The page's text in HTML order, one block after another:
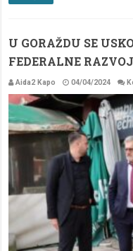
U GORAŽDU SE
FEDERALNE
Aida2 Kapo 04/04/2024